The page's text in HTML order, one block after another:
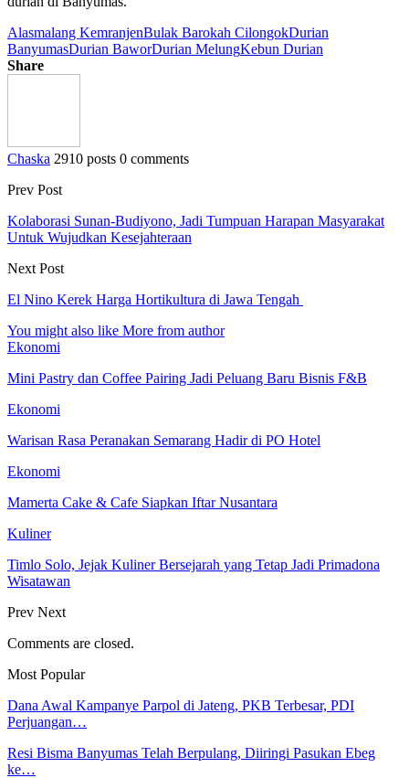
Alasmalang KemranjenBulak Barokah CilongokDurian
BanyumasDurian BaworDurian MelungKebun Durian
Share
Chaska 2910 posts 0 comments
Prev Post
Kolaborasi Sunan-Budiyono, Jadi Tumpuan Harapan Masyarakat
Untuk Wujudkan Kesejahteraan
Next Post
El Nino Kerek Harga Hortikultura di Jawa Tengah
You might also like More from author
Ekonomi
Mini Pastry dan Coffee Pairing Jadi Peluang Baru Bisnis F&B
Ekonomi
Warisan Rasa Peranakan Semarang Hadir di PO Hotel
Ekonomi
Mamerta Cake & Cafe Siapkan Iftar Nusantara
Kuliner
Timlo Solo, Jejak Kuliner Bersejarah yang Tetap Jadi Primadona
Wisatawan
Prev Next
Comments are closed.
Most Popular
Dana Awal Kampanye Parpol di Jateng, PKB Terbesar, PDI
Perjuangan…
Resi Bisma Banyumas Telah Berpulang, Diiringi Pasukan Ebeg
ke…